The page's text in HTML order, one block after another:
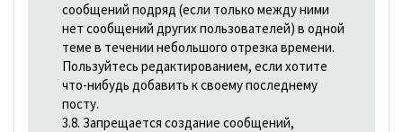
сообщений подряд (если только между ними
нет сообщений других пользователей) в одной
теме в течении небольшого отрезка времени.
Пользуйтесь редактированием, если хотите
что-нибудь добавить к своему последнему
посту.
3.8. Запрещается создание сообщений,